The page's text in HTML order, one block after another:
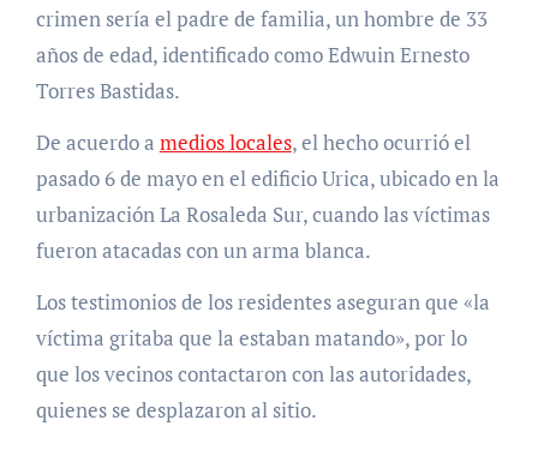
crimen sería el padre de familia, un hombre de 33
años de edad, identificado como Edwuin Ernesto
Torres Bastidas.
De acuerdo a medios locales, el hecho ocurrió el
pasado 6 de mayo en el edificio Urica, ubicado en la
urbanización La Rosaleda Sur, cuando las víctimas
fueron atacadas con un arma blanca.
Los testimonios de los residentes aseguran que «la
víctima gritaba que la estaban matando», por lo
que los vecinos contactaron con las autoridades,
quienes se desplazaron al sitio.